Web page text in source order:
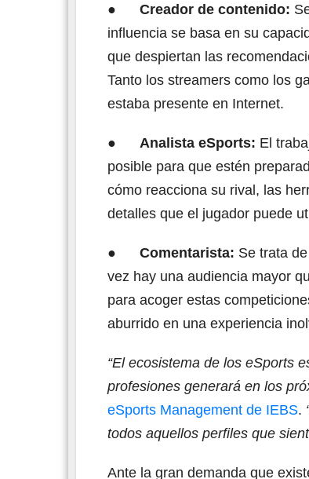
● Creador de contenido:
influencia se basa en su
que despiertan las
Tanto los streamers como los
estaba presente en Internet.
● Analista eSports: El
posible para que estén
cómo reacciona su rival, las
detalles que el jugador puede
● Comentarista: Se trata
vez hay una audiencia mayor
para acoger estas
aburrido en una experiencia
“El ecosistema de los eSports
profesiones generará en los
eSports Management de IEBS.
todos aquellos perfiles que
Ante la gran demanda que